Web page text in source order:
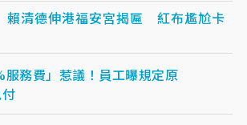
清德伸港福安宮揭匾 紅布尷尬卡
務費」惹議！員工曝規定原